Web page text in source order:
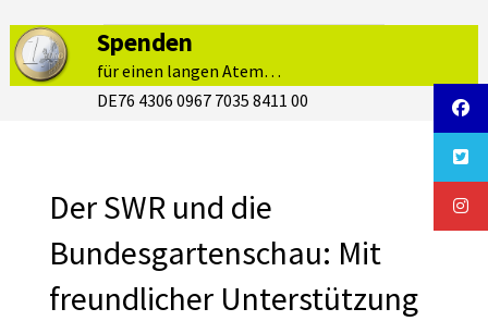
Spenden
für einen langen Atem…
DE76 4306 0967 7035 8411 00
Der SWR und die
Bundesgartenschau: Mit
freundlicher Unterstützung